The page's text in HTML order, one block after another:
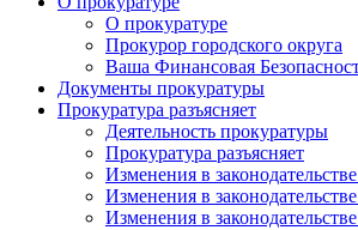
О прокуратуре
Прокурор городского округа
Ваша Финансовая
Документы прокуратуры
Прокуратура разъясняет
Деятельность прокуратуры
Прокуратура разъясняет
Изменения в
Изменения в
Изменения в